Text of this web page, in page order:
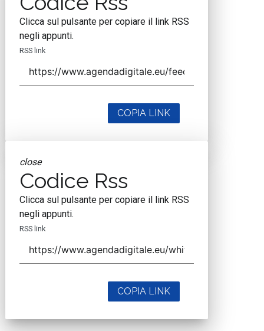
Clicca sul pulsante per copiare il link RSS
negli appunti.
RSS link
COPIA LINK
close
Codice Rss
Clicca sul pulsante per copiare il link RSS
negli appunti.
RSS link
COPIA LINK